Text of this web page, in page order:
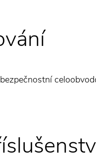
bezpečnostní